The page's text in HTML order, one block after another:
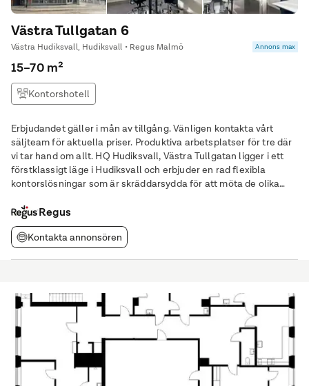
Västra Tullgatan 6
Västra Hudiksvall, Hudiksvall • Regus Malmö Annons max
15–70 m²
Kontorshotell
Erbjudandet gäller i mån av tillgång. Vänligen kontakta vårt
säljteam för aktuella priser. Produktiva arbetsplatser för tre där
vi tar hand om allt. HQ Hudiksvall, Västra Tullgatan ligger i ett
förstklassigt läge i Hudiksvall och erbjuder en rad flexibla
kontorslösningar som är skräddarsydda för att möta de olika
centrum bara 140
Regus
Kontakta annonsören